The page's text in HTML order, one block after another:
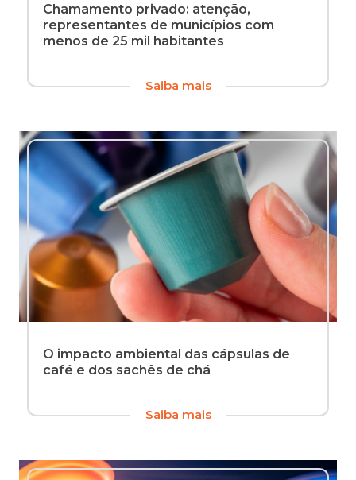
Chamamento privado: atenção,
representantes de municípios com
menos de 25 mil habitantes
Saiba mais
O impacto ambiental das cápsulas de
café e dos sachês de chá
Saiba mais